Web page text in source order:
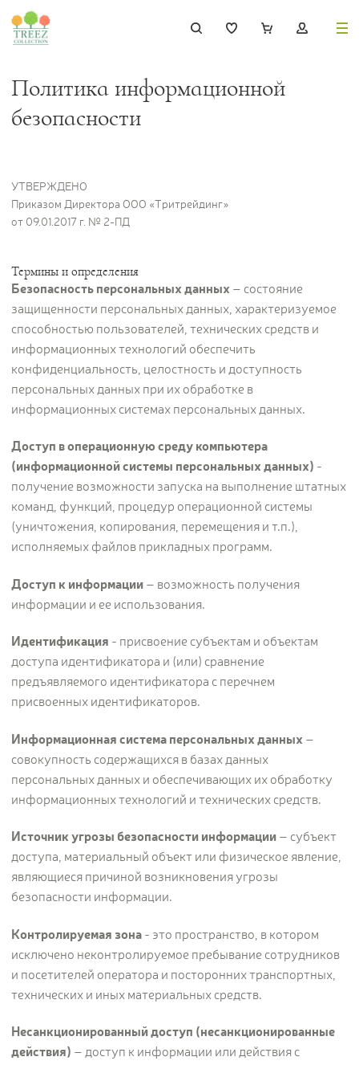
8 (495) 647-02-88 8 800 333-69-93
Каталог
Деревья 239
Ампельные растения
Кашпо 256
Дизайнерские композиции
Цветы 123
Товары с 3D-моделями 499
Алфавитный указатель
Прайс-листы и каталоги
О Treez
Доставка и оплата
Вопросы и ответы
Контакты
Новости
Статьи
Политика информационной
безопасности
УТВЕРЖДЕНО
Приказом Директора ООО «Тритрейдинг»
от 09.01.2017 г. № 2-ПД
Термины и определения
Безопасность персональных данных – состояние
защищенности персональных данных, характеризуемое
способностью пользователей, технических средств и
информационных технологий обеспечить
конфиденциальность, целостность и доступность
персональных данных при их обработке в
информационных системах персональных данных.
Доступ в операционную среду компьютера
(информационной системы персональных данных) -
получение возможности запуска на выполнение штатных
команд, функций, процедур операционной системы
(уничтожения, копирования, перемещения и т.п.),
исполняемых файлов прикладных программ.
Доступ к информации– возможность получения
информации и ее использования.
Идентификация - присвоение субъектам и объектам
доступа идентификатора и (или) сравнение
предъявляемого идентификатора с перечнем
присвоенных идентификаторов.
Информационная система персональных данных –
совокупность содержащихся в базах данных
персональных данных и обеспечивающих их обработку
информационных технологий и технических средств.
Источник угрозы безопасности информации– субъект
доступа, материальный объект или физическое явление,
являющиеся причиной возникновения угрозы
безопасности информации.
Контролируемая зона- это пространство, в котором
исключено неконтролируемое пребывание сотрудников
и посетителей оператора и посторонних транспортных,
технических и иных материальных средств.
Несанкционированный доступ (несанкционированные
действия) – доступ к информации или действия с